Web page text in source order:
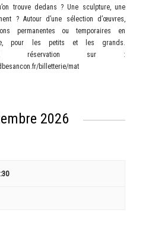
trouve dedans ? Une sculpture, une
? Autour d’une sélection d’œuvres,
permanentes ou temporaires en
pour les petits et les grands.
et réservation sur :
billetterie/mat
2026